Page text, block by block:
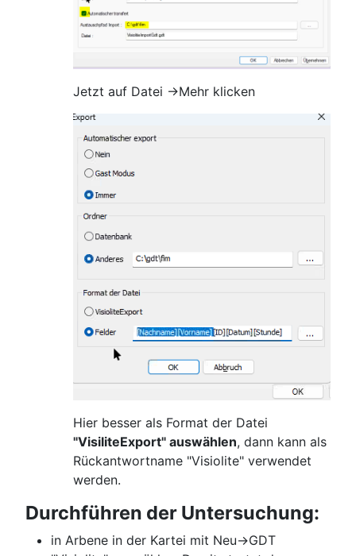
Jetzt auf Datei ->Mehr klicken
Hier besser als Format der Datei
"VisiliteExport" auswählen, dann kann als
Rückantwortname "Visiolite" verwendet
werden.
Durchführen der Untersuchung:
in Arbene in der Kartei mit Neu->GDT